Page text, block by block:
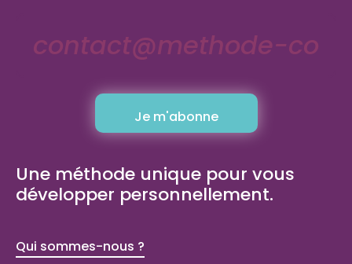
Une méthode unique pour vous
développer personnellement.
Qui sommes-nous ?
Bilans de